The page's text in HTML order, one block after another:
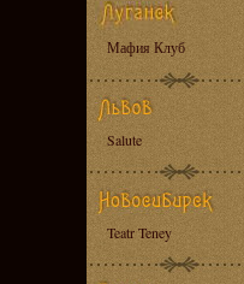
Мафия Клуб
Salute
Teatr Teney